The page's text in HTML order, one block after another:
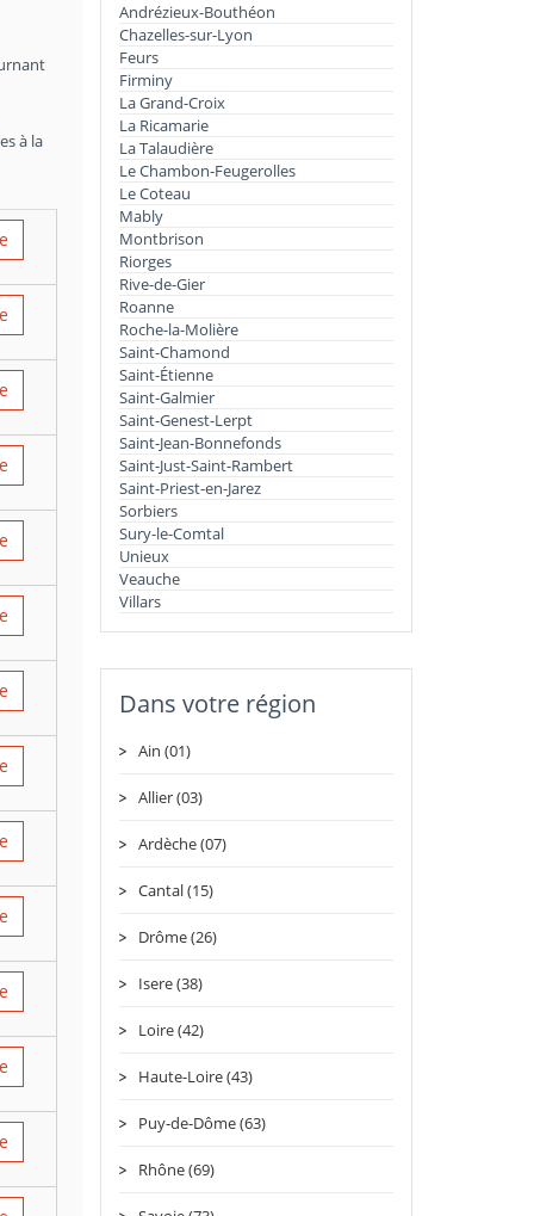
à la
Andrézieux-Bouthéon
Chazelles-sur-Lyon
Feurs
Firminy
La Grand-Croix
La Ricamarie
La Talaudière
Le Chambon-Feugerolles
Le Coteau
Mably
Montbrison
Riorges
Rive-de-Gier
Roanne
Roche-la-Molière
Saint-Chamond
Saint-Étienne
Saint-Galmier
Saint-Genest-Lerpt
Saint-Jean-Bonnefonds
Saint-Just-Saint-Rambert
Saint-Priest-en-Jarez
Sorbiers
Sury-le-Comtal
Unieux
Veauche
Villars
Dans votre région
Ain (01)
Allier (03)
Ardèche (07)
Cantal (15)
Drôme (26)
Isere (38)
Loire (42)
Haute-Loire (43)
Puy-de-Dôme (63)
Rhône (69)